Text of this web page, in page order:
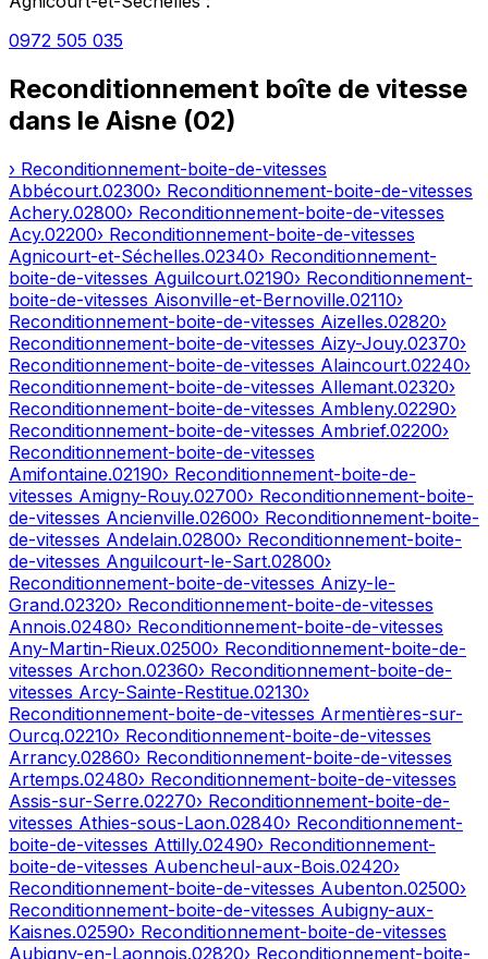
0972 505 035
Reconditionnement boîte de vitesse
dans le Aisne (02)
› Reconditionnement-boite-de-vitesses
Abbécourt.02300› Reconditionnement-boite-de-vitesses
Achery.02800› Reconditionnement-boite-de-vitesses
Acy.02200› Reconditionnement-boite-de-vitesses
Agnicourt-et-Séchelles.02340› Reconditionnement-
boite-de-vitesses Aguilcourt.02190› Reconditionnement-
boite-de-vitesses Aisonville-et-Bernoville.02110›
Reconditionnement-boite-de-vitesses Aizelles.02820›
Reconditionnement-boite-de-vitesses Aizy-Jouy.02370›
Reconditionnement-boite-de-vitesses Alaincourt.02240›
Reconditionnement-boite-de-vitesses Allemant.02320›
Reconditionnement-boite-de-vitesses Ambleny.02290›
Reconditionnement-boite-de-vitesses Ambrief.02200›
Reconditionnement-boite-de-vitesses
Amifontaine.02190› Reconditionnement-boite-de-
vitesses Amigny-Rouy.02700› Reconditionnement-boite-
de-vitesses Ancienville.02600› Reconditionnement-boite-
de-vitesses Andelain.02800› Reconditionnement-boite-
de-vitesses Anguilcourt-le-Sart.02800›
Reconditionnement-boite-de-vitesses Anizy-le-
Grand.02320› Reconditionnement-boite-de-vitesses
Annois.02480› Reconditionnement-boite-de-vitesses
Any-Martin-Rieux.02500› Reconditionnement-boite-de-
vitesses Archon.02360› Reconditionnement-boite-de-
vitesses Arcy-Sainte-Restitue.02130›
Reconditionnement-boite-de-vitesses Armentières-sur-
Ourcq.02210› Reconditionnement-boite-de-vitesses
Arrancy.02860› Reconditionnement-boite-de-vitesses
Artemps.02480› Reconditionnement-boite-de-vitesses
Assis-sur-Serre.02270› Reconditionnement-boite-de-
vitesses Athies-sous-Laon.02840› Reconditionnement-
boite-de-vitesses Attilly.02490› Reconditionnement-
boite-de-vitesses Aubencheul-aux-Bois.02420›
Reconditionnement-boite-de-vitesses Aubenton.02500›
Reconditionnement-boite-de-vitesses Aubigny-aux-
Kaisnes.02590› Reconditionnement-boite-de-vitesses
Aubigny-en-Laonnois.02820› Reconditionnement-boite-